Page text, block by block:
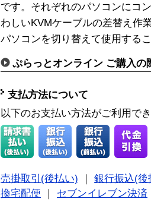
です。それぞれのパソコンにコ
わしいKVMケーブルの差替え作
パソコンを切り替えて使用する
ぷらっとオンライン ご購入の
支払方法について
以下のお支払い方法がご利用で
売掛取引(後払い)
銀行振込(後
換宅配便
セブンイレブン決済